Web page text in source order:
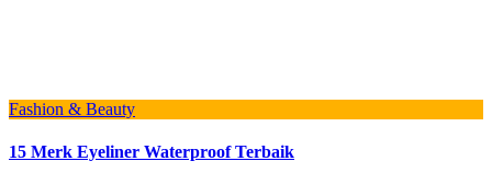
Fashion & Beauty
15 Merk Eyeliner Waterproof Terbaik